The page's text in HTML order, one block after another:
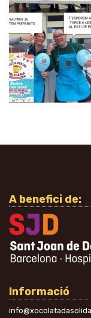
A benefici de:
Informació